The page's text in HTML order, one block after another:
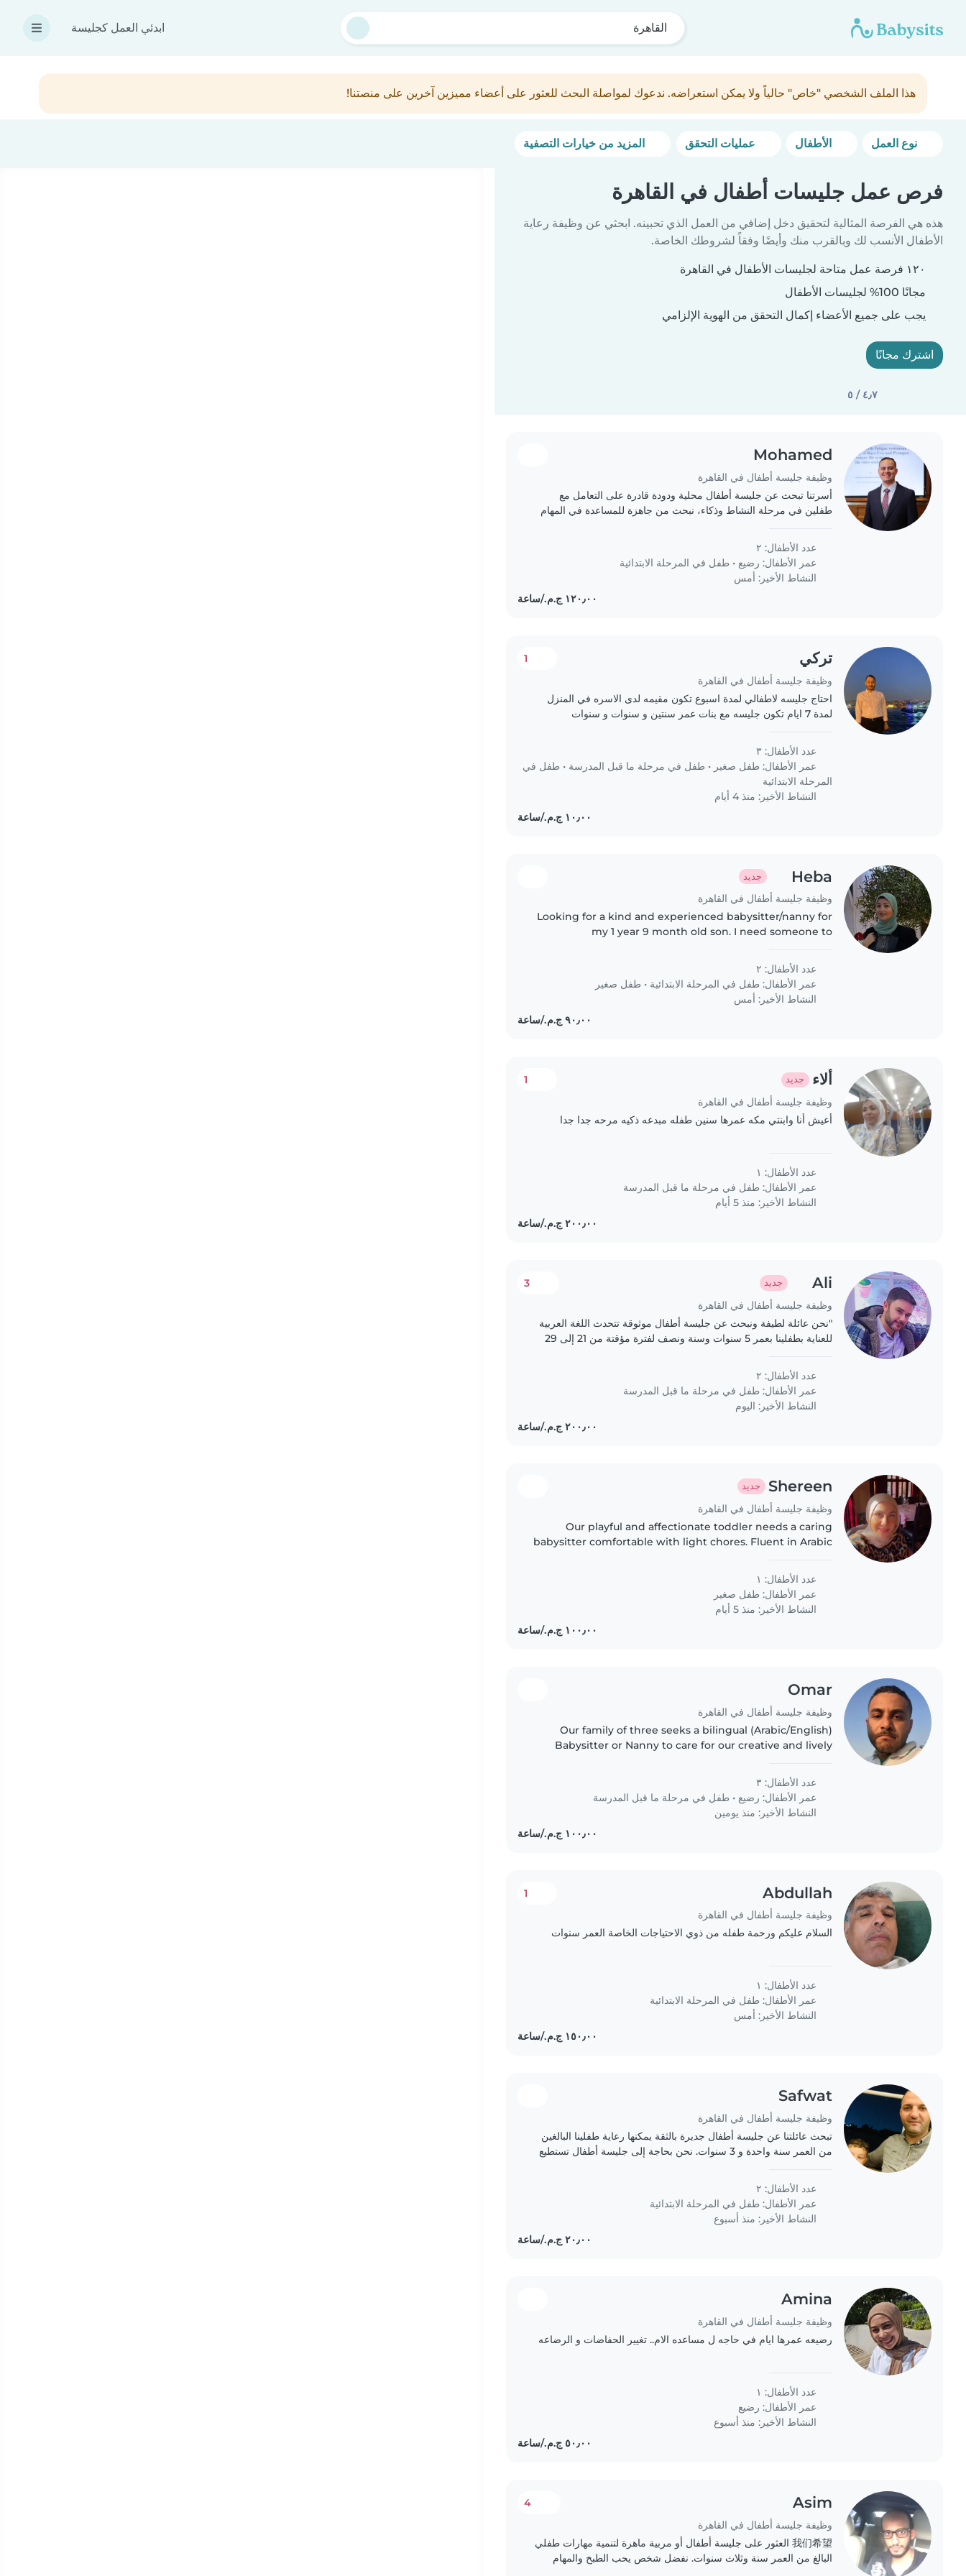
القاهرة ابدئي العمل كجليسة
هذا الملف الشخصي "خاص" حالياً ولا يمكن استعراضه. ندعوك لمواصلة البحث للعثور على أعضاء مميزين آخرين على منصتنا!
الأطفال
فرص عمل جليسات أطفال في القاهرة
هذه هي الفرصة المثالية لتحقيق دخل إضافي من العمل الذي تحبينه. ابحثي عن وظيفة رعاية
الأطفال الأنسب لك وبالقرب منك وأيضًا وفقاً لشروطك الخاصة.
١٢٠ فرصة عمل متاحة لجليسات الأطفال في القاهرة
مجانًا 100% لجليسات الأطفال
يجب على جميع الأعضاء إكمال التحقق من الهوية الإلزامي
اشترك مجانًا
٤٫٧ / ٥
Mohamed
وظيفة جليسة أطفال في القاهرة
أسرتنا تبحث عن جليسة أطفال محلية ودودة قادرة على التعامل مع
طفلين في مرحلة النشاط وذكاء، نبحث من جاهزة للمساعدة في المهام
عدد الأطفال: ٢
عمر الأطفال: رضيع • طفل في المرحلة الابتدائية
النشاط الأخير: أمس
تركي
وظيفة جليسة أطفال في القاهرة
1
احتاج جليسه لاطفالي لمدة اسبوع تكون مقيمه لدى الاسره في المنزل
لمدة 7 ايام تكون جليسه مع بنات عمر سنتين و سنوات و سنوات
عدد الأطفال: ٣
عمر الأطفال: طفل صغير • طفل في مرحلة ما قبل المدرسة • طفل في
المرحلة الابتدائية
النشاط الأخير: منذ 4 أيام
Heba جديد
وظيفة جليسة أطفال في القاهرة
Looking for a kind and experienced babysitter/nanny for
my 1 year 9 month old son. I need someone to
cafés) while I stay nearby...
عدد الأطفال: ٢
عمر الأطفال: طفل في المرحلة الابتدائية • طفل صغير
النشاط الأخير: أمس
ألاء جديد
وظيفة جليسة أطفال في القاهرة
1
أعيش أنا وابنتي مكه عمرها سنين طفله مبدعه ذكيه مرحه جدا جدا
عدد الأطفال: ١
عمر الأطفال: طفل في مرحلة ما قبل المدرسة
النشاط الأخير: منذ 5 أيام
Ali جديد
وظيفة جليسة أطفال في القاهرة
3
"نحن عائلة لطيفة ونبحث عن جليسة أطفال موثوقة تتحدث اللغة العربية
للعناية بطفلينا بعمر 5 سنوات وسنة ونصف لفترة مؤقتة من 21 إلى 29
عدد الأطفال: ٢
عمر الأطفال: طفل في مرحلة ما قبل المدرسة
النشاط الأخير: اليوم
Shereen جديد
وظيفة جليسة أطفال في القاهرة
Our playful and affectionate toddler needs a caring
babysitter comfortable with light chores. Fluent in Arabic
my home. Let's..
عدد الأطفال: ١
عمر الأطفال: طفل صغير
النشاط الأخير: منذ 5 أيام
Omar
وظيفة جليسة أطفال في القاهرة
Our family of three seeks a bilingual (Arabic/English)
Babysitter or Nanny to care for our creative and lively
activities would..
عدد الأطفال: ٣
عمر الأطفال: رضيع • طفل في مرحلة ما قبل المدرسة
النشاط الأخير: منذ يومين
Abdullah
وظيفة جليسة أطفال في القاهرة
1
السلام عليكم ورحمة طفله من ذوي الاحتياجات الخاصة العمر سنوات
عدد الأطفال: ١
عمر الأطفال: طفل في المرحلة الابتدائية
النشاط الأخير: أمس
Safwat
وظيفة جليسة أطفال في القاهرة
تبحث عائلتنا عن جليسة أطفال جديرة بالثقة يمكنها رعاية طفلينا البالغين
من العمر سنة واحدة و 3 سنوات. نحن بحاجة إلى جليسة أطفال تستطيع
عدد الأطفال: ٢
عمر الأطفال: طفل في المرحلة الابتدائية
النشاط الأخير: منذ أسبوع
Amina
وظيفة جليسة أطفال في القاهرة
رضيعه عمرها ايام في حاجه ل مساعده الام.. تغيير الحفاضات و الرضاعه
عدد الأطفال: ١
عمر الأطفال: رضيع
النشاط الأخير: منذ أسبوع
Asim
وظيفة جليسة أطفال في القاهرة
4
我们希望 العثور على جليسة أطفال أو مربية ماهرة لتنمية مهارات طفلي
البالغ من العمر سنة وثلاث سنوات. نفضل شخص يحب الطبخ والمهام